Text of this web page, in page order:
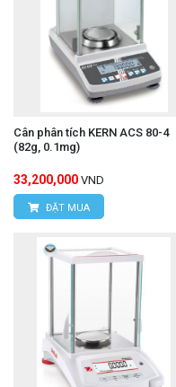
Cân phân tích KERN ACS 80-4
(82g, 0.1mg)
33,200,000 VND
ĐẶT MUA